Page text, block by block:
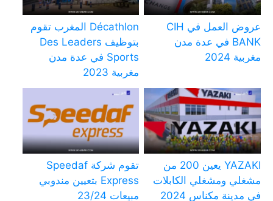
عروض العمل في CIH
BANK في عدة مدن
مغربية 2024
Décathlon المغرب تقوم
بتوظيف Des Leaders
Sports في عدة مدن
مغربية 2023
YAZAKI يعين 200 من
مشغلي ومشغلي الكابلات
في مدينة مكناس 2024
تقوم شركة Speedaf
Express بتعيين مندوبي
مبيعات 23/24